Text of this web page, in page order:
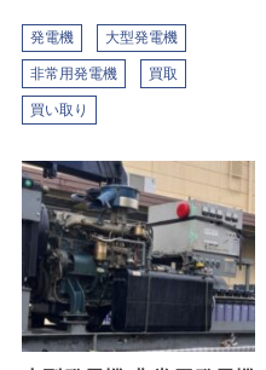
発電機 大型発電機
非常用発電機 買取
買い取り